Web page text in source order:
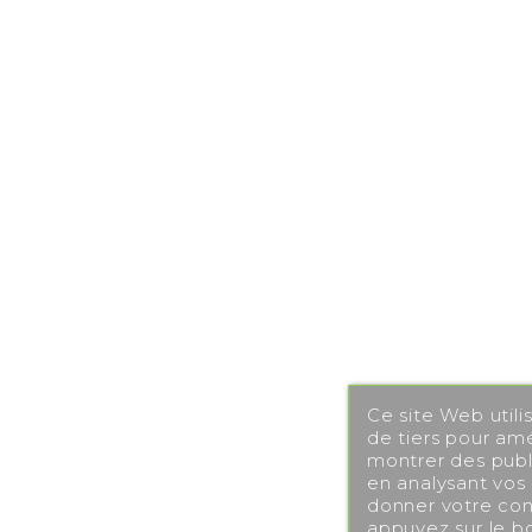
Ce site Web
de tiers pour
montrer des
en analysant
donner votre
appuyez sur le